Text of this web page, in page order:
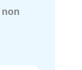
non